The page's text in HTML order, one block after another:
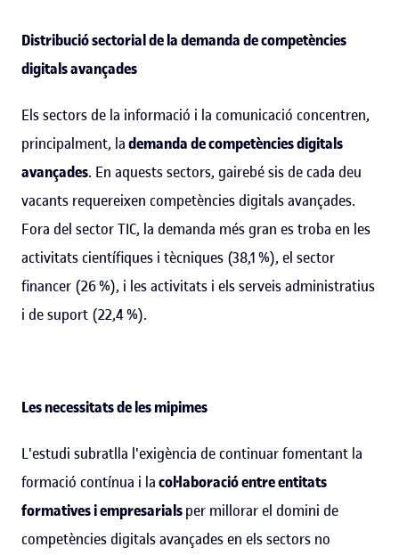
Distribució sectorial de la demanda de competències
digitals avançades
Els sectors de la informació i la comunicació concentren,
principalment, lademanda de competències digitals
avançades. En aquests sectors, gairebé sis de cada deu
vacants requereixen competències digitals avançades.
Fora del sector TIC, la demanda més gran es troba en les
activitats científiques i tècniques (38,1 %), el sector
financer (26 %), i les activitats i els serveis administratius
i de suport (22,4 %).
Les necessitats de les mipimes
L'estudi subratlla l'exigència de continuar fomentant la
formació contínua i lacol·laboració entre entitats
formatives i empresarialsper millorar el domini de
competències digitals avançades en els sectors no